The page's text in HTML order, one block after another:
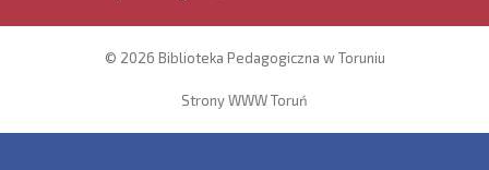
© 2026 Biblioteka Pedagogiczna w Toruniu
Strony WWW Toruń